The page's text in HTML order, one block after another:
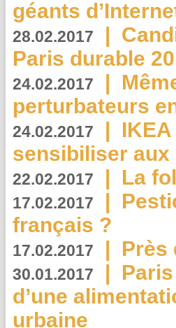
géants
28.02.2017 |
Paris durable
24.02.2017 |
perturbateurs
24.02.2017 |
sensibiliser aux
22.02.2017 | La
17.02.2017 |
français ?
17.02.2017 | Près
30.01.2017 |
d’une
urbaine